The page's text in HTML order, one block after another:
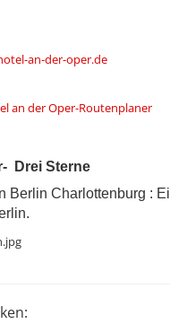
an-der-oper.de
an der Oper-Routenplaner
Drei Sterne
Berlin Charlottenburg :